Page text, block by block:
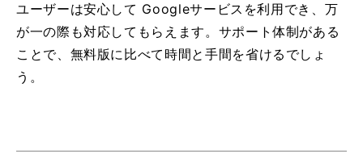
ユーザーは安心して Googleサービスを利用でき、万
が一の際も対応してもらえます。サポート体制がある
ことで、無料版に比べて時間と手間を省けるでしょ
う。